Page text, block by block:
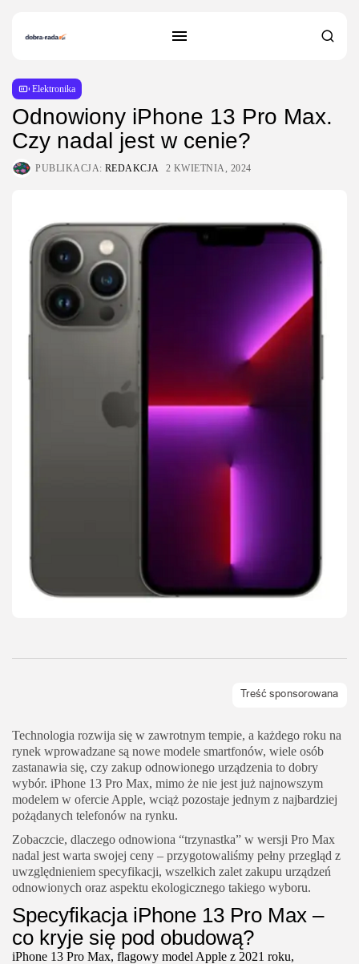
Elektronika
Odnowiony iPhone 13 Pro Max.
Czy nadal jest w cenie?
PUBLIKACJA: REDAKCJA 2 KWIETNIA, 2024
Technologia rozwija się w zawrotnym tempie, a każdego roku na
rynek wprowadzane są nowe modele smartfonów, wiele osób
zastanawia się, czy zakup odnowionego urządzenia to dobry
wybór. iPhone 13 Pro Max, mimo że nie jest już najnowszym
modelem w ofercie Apple, wciąż pozostaje jednym z najbardziej
pożądanych telefonów na rynku.
Zobaczcie, dlaczego odnowiona “trzynastka” w wersji Pro Max
nadal jest warta swojej ceny – przygotowaliśmy pełny przegląd z
uwzględnieniem specyfikacji, wszelkich zalet zakupu urządzeń
odnowionych oraz aspektu ekologicznego takiego wyboru.
Specyfikacja iPhone 13 Pro Max –
co kryje się pod obudową?
iPhone 13 Pro Max, flagowy model Apple z 2021 roku,